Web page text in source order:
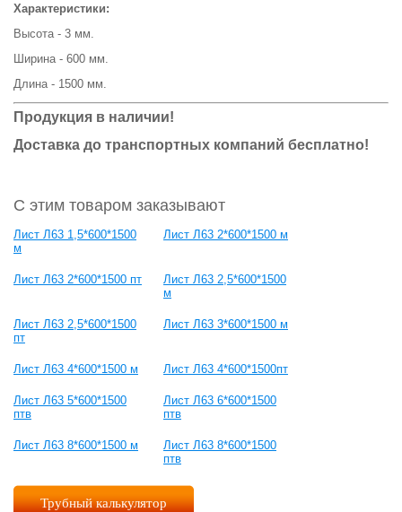
Характеристики:
Высота - 3 мм.
Ширина - 600 мм.
Длина - 1500 мм.
Продукция в наличии!
Доставка до транспортных компаний бесплатно!
С этим товаром заказывают
Лист Л63 1,5*600*1500
м
Лист Л63 2*600*1500 м
Лист Л63 2*600*1500 пт
Лист Л63 2,5*600*1500
м
Лист Л63 2,5*600*1500
пт
Лист Л63 3*600*1500 м
Лист Л63 4*600*1500 м Лист Л63 4*600*1500пт
Лист Л63 5*600*1500
птв
Лист Л63 6*600*1500
птв
Лист Л63 8*600*1500 м
Лист Л63 8*600*1500
птв
Трубный калькулятор